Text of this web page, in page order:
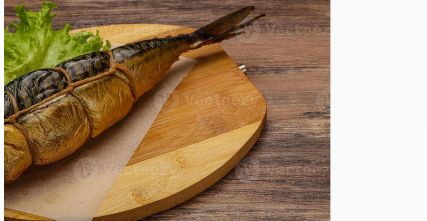
Modèles
Vecteurs
Vidéos
Motion graphics
Images Éditoriales
Événements Éditoriaux